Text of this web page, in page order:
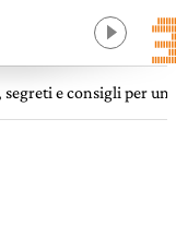
e consigli per